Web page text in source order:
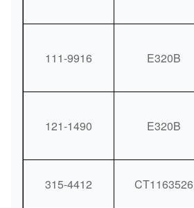
E320B
111-9916
E320B
121-1490
CT1163526
315-4412